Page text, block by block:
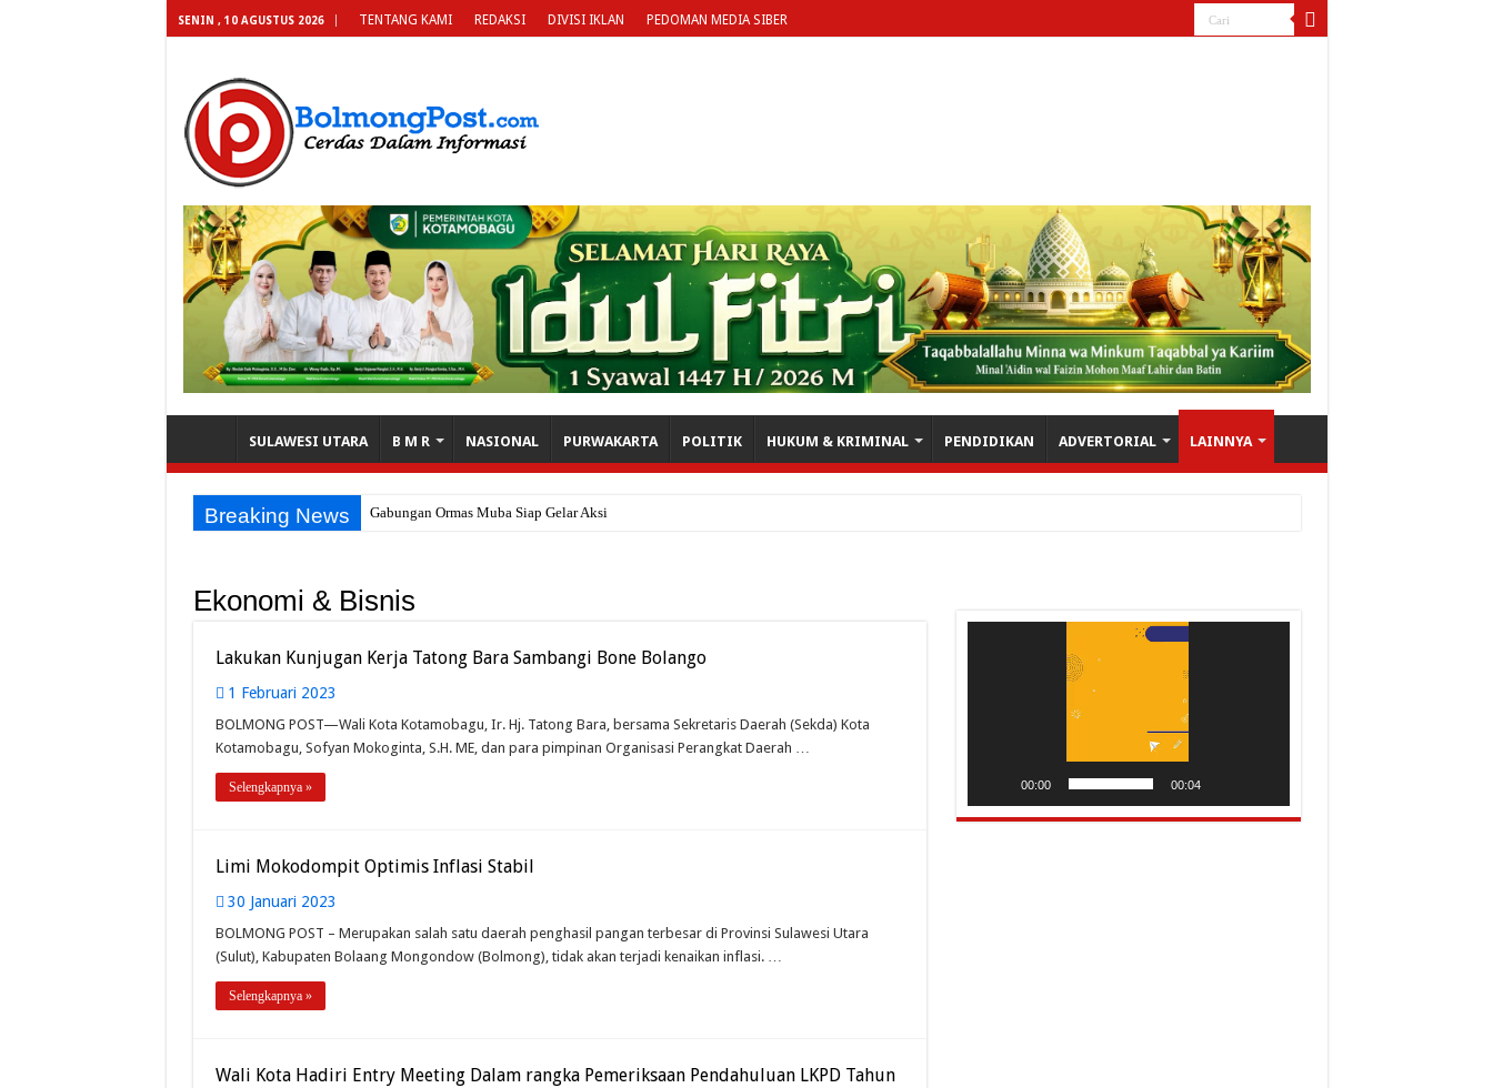
SENIN , 10 AGUSTUS 2026 TENTANG KAMI REDAKSI DIVISI IKLAN PEDOMAN MEDIA SIBER
SULAWESI UTARA B M R NASIONAL PURWAKARTA POLITIK HUKUM & KRIMINAL PENDIDIKAN ADVERTORIAL LAINNYA
Breaking News Gabungan Ormas Muba Siap Gelar Aksi di Kantor Pemkab,
Ekonomi & Bisnis
Lakukan Kunjugan Kerja Tatong Bara Sambangi Bone Bolango
1 Februari 2023
BOLMONG POST—Wali Kota Kotamobagu, Ir. Hj. Tatong Bara, bersama Sekretaris Daerah (Sekda) Kota
Kotamobagu, Sofyan Mokoginta, S.H. ME, dan para pimpinan Organisasi Perangkat Daerah …
Selengkapnya »
Limi Mokodompit Optimis Inflasi Stabil
30 Januari 2023
BOLMONG POST – Merupakan salah satu daerah penghasil pangan terbesar di Provinsi Sulawesi Utara
(Sulut), Kabupaten Bolaang Mongondow (Bolmong), tidak akan terjadi kenaikan inflasi. …
Selengkapnya »
Wali Kota Hadiri Entry Meeting Dalam rangka Pemeriksaan Pendahuluan LKPD Tahun
00:00 00:04